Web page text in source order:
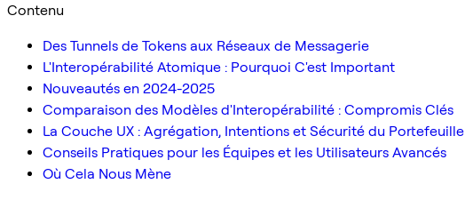
Contenu
Des Tunnels de Tokens aux Réseaux de Messagerie
L'Interopérabilité Atomique : Pourquoi C'est Important
Nouveautés en 2024-2025
Comparaison des Modèles d'Interopérabilité : Compromis Clés
La Couche UX : Agrégation, Intentions et Sécurité du Portefeuille
Conseils Pratiques pour les Équipes et les Utilisateurs Avancés
Où Cela Nous Mène